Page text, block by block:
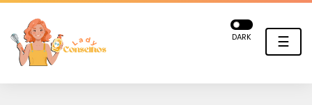
☰
DARK